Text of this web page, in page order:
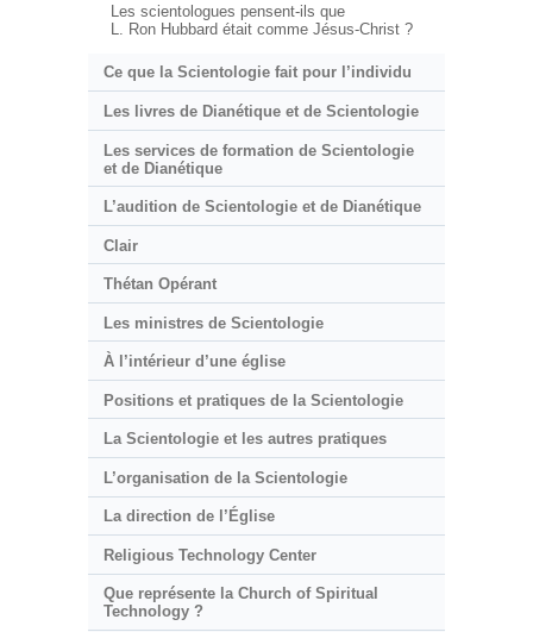
Les scientologues pensent-ils que
L. Ron Hubbard était comme Jésus-Christ ?
Ce que la Scientologie fait pour l’individu
Les livres de Dianétique et de Scientologie
Les services de formation de Scientologie
et de Dianétique
L’audition de Scientologie et de Dianétique
Clair
Thétan Opérant
Les ministres de Scientologie
À l’intérieur d’une église
Positions et pratiques de la Scientologie
La Scientologie et les autres pratiques
L’organisation de la Scientologie
La direction de l’Église
Religious Technology Center
Que représente la Church of Spiritual
Technology ?